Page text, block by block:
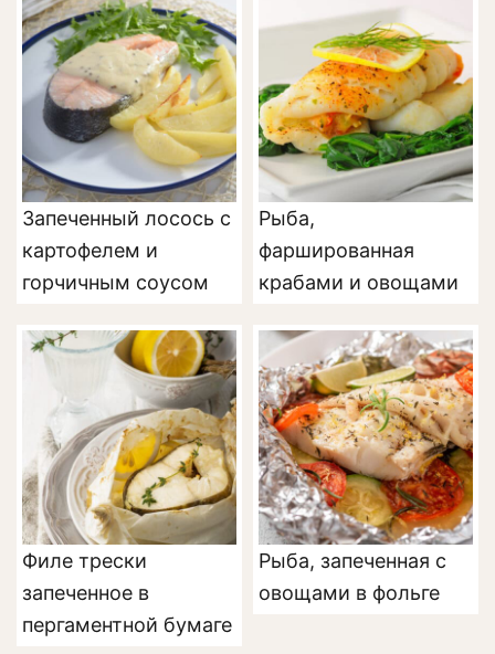
Запеченный лосось с
картофелем и
горчичным соусом
Рыба,
фаршированная
крабами и овощами
Филе трески
запеченное в
пергаментной бумаге
Рыба, запеченная с
овощами в фольге